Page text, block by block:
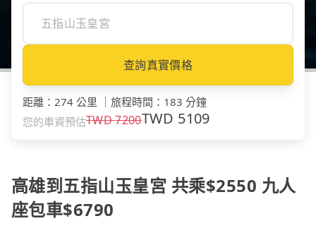
查詢真實價格
距離 ： 274 公里 旅程時間 ： 183 分鐘
您的車資預估TWD7200TWD 5109
高雄到五指山玉皇宮 共乘$2550 九人
座包車$6790